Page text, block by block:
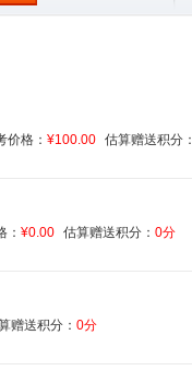
价格： ¥100.00 估算赠送积分：
： ¥0.00 估算赠送积分： 0分
赠送积分： 0分